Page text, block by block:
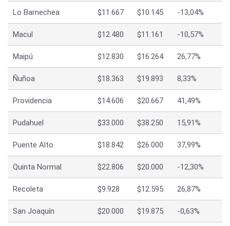
Lo Barnechea $11.667 $10.145 -13,04%
Macul $12.480 $11.161 -10,57%
Maipú $12.830 $16.264 26,77%
Ñuñoa $18.363 $19.893 8,33%
Providencia $14.606 $20.667 41,49%
Pudahuel $33.000 $38.250 15,91%
Puente Alto $18.842 $26.000 37,99%
Quinta Normal $22.806 $20.000 -12,30%
Recoleta $9.928 $12.595 26,87%
San Joaquín $20.000 $19.875 -0,63%